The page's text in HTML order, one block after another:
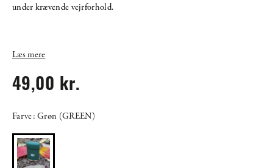
under krævende vejrforhold.
Læs mere
49,00 kr.
Farve: Grøn (GREEN)